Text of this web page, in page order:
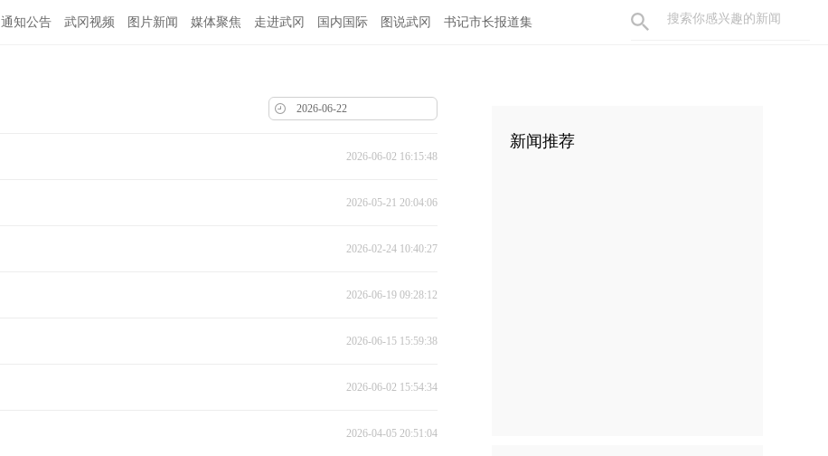
通知公告 武冈视频 图片新闻 媒体聚焦 走进武冈 国内国际 图说武冈 书记市长报道集
2026-06-02 16:15:48
2026-05-21 20:04:06
2026-02-24 10:40:27
2026-06-19 09:28:12
2026-06-15 15:59:38
2026-06-02 15:54:34
2026-04-05 20:51:04
新闻推荐